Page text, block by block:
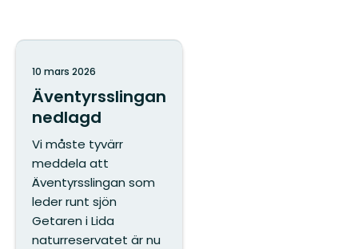
Äventyrsslingan
nedlagd
10 mars 2026
Vi måste tyvärr
meddela att
Äventyrsslingan som
leder runt sjön
Getaren i Lida
naturreservatet är nu